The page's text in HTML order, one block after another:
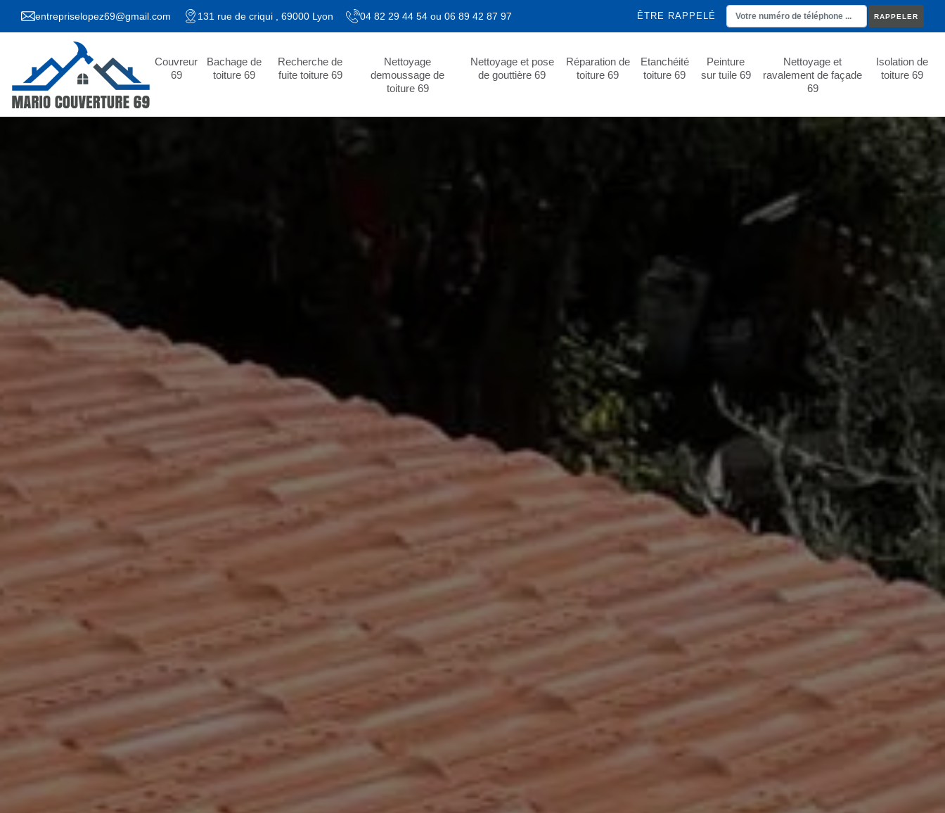
entrepriselopez69@gmail.com 131 rue de criqui , 69000 Lyon 04 82 29 44 54 ou 06 89 42 87 97 ÊTRE RAPPELÉ
Couvreur
69
Bachage de
toiture 69
Recherche de
fuite toiture 69
Nettoyage
demoussage de
toiture 69
Nettoyage et pose
de gouttière 69
Réparation de
toiture 69
Etanchéité
toiture 69
Peinture
sur tuile 69
Nettoyage et
ravalement de façade
69
Isolation de
toiture 69